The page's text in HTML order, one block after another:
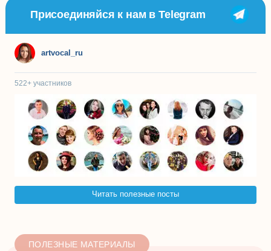
Присоединяйся к нам в Telegram
artvocal_ru
522+ участников
Читать полезные посты
ПОЛЕЗНЫЕ МАТЕРИАЛЫ